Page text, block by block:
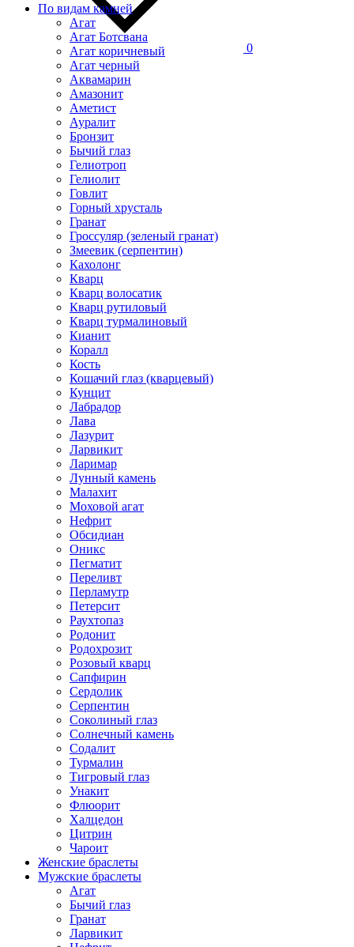
0
По видам камней
Агат
Агат Ботсвана
Агат коричневый
Агат черный
Аквамарин
Амазонит
Аметист
Ауралит
Бронзит
Бычий глаз
Гелиотроп
Гелиолит
Говлит
Горный хрусталь
Гранат
Гроссуляр (зеленый гранат)
Змеевик (серпентин)
Кахолонг
Кварц
Кварц волосатик
Кварц рутиловый
Кварц турмалиновый
Кианит
Коралл
Кость
Кошачий глаз (кварцевый)
Кунцит
Лабрадор
Лава
Лазурит
Ларвикит
Ларимар
Лунный камень
Малахит
Моховой агат
Нефрит
Обсидиан
Оникс
Пегматит
Переливт
Перламутр
Петерсит
Раухтопаз
Родонит
Родохрозит
Розовый кварц
Сапфирин
Сердолик
Серпентин
Соколиный глаз
Солнечный камень
Содалит
Турмалин
Тигровый глаз
Унакит
Флюорит
Халцедон
Цитрин
Чароит
Женские браслеты
Мужские браслеты
Агат
Бычий глаз
Гранат
Ларвикит